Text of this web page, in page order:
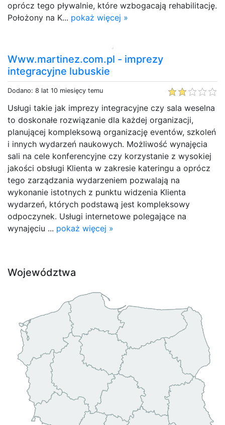
oprócz tego pływalnie, które wzbogacają rehabilitację.
Położony na K... pokaż więcej »
Www.martinez.com.pl - imprezy
integracyjne lubuskie
Dodano: 8 lat 10 miesięcy temu
Usługi takie jak imprezy integracyjne czy sala weselna
to doskonałe rozwiązanie dla każdej organizacji,
planującej kompleksową organizację eventów, szkoleń
i innych wydarzeń naukowych. Możliwość wynajęcia
sali na cele konferencyjne czy korzystanie z wysokiej
jakości obsługi Klienta w zakresie kateringu a oprócz
tego zarządzania wydarzeniem pozwalają na
wykonanie istotnych z punktu widzenia Klienta
wydarzeń, których podstawą jest kompleksowy
odpoczynek. Usługi internetowe polegające na
wynajęciu ... pokaż więcej »
Województwa